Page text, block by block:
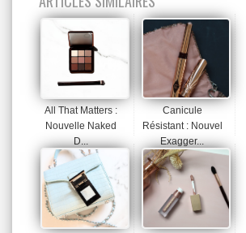
All That Matters :
Nouvelle Naked
D...
Canicule
Résistant : Nouvel
Exagger...